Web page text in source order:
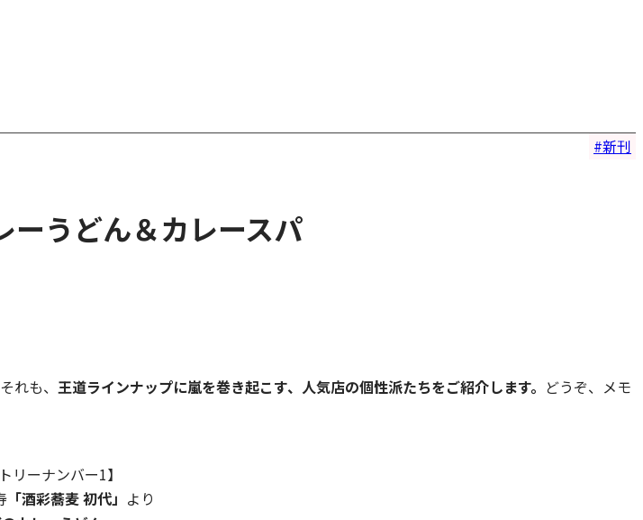
新刊
うどん＆カレースパ
それも、 王道ラインナップに嵐を巻き起こす、人気店の個性派たちをご紹介します。 どうぞ、メモ
リーナンバー1】
「酒彩蕎麦 初代」 より